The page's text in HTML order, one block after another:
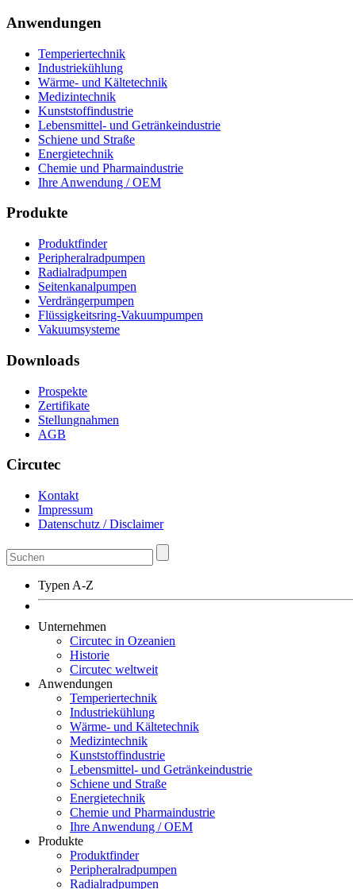
Anwendungen
Temperiertechnik
Industriekühlung
Wärme- und Kältetechnik
Medizintechnik
Kunststoffindustrie
Lebensmittel- und Getränkeindustrie
Schiene und Straße
Energietechnik
Chemie und Pharmaindustrie
Ihre Anwendung / OEM
Produkte
Produktfinder
Peripheralradpumpen
Radialradpumpen
Seitenkanalpumpen
Verdrängerpumpen
Flüssigkeitsring-Vakuumpumpen
Vakuumsysteme
Downloads
Prospekte
Zertifikate
Stellungnahmen
AGB
Circutec
Kontakt
Impressum
Datenschutz / Disclaimer
Typen A-Z
Unternehmen
Circutec in Ozeanien
Historie
Circutec weltweit
Anwendungen
Temperiertechnik
Industriekühlung
Wärme- und Kältetechnik
Medizintechnik
Kunststoffindustrie
Lebensmittel- und Getränkeindustrie
Schiene und Straße
Energietechnik
Chemie und Pharmaindustrie
Ihre Anwendung / OEM
Produkte
Produktfinder
Peripheralradpumpen
Radialradpumpen